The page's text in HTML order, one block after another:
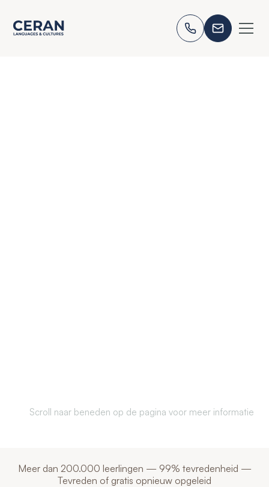
Scroll naar beneden op de pagina voor meer informatie
Meer dan 200.000 leerlingen — 99% tevredenheid —
Tevreden of gratis opnieuw opgeleid